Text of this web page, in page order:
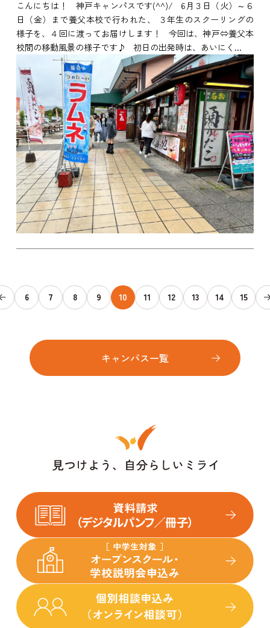
こんにちは！ 神戸キャンパスです(^^)/ 6月３日（火）～６
日（金）まで養父本校で行われた、 ３年生のスクーリングの
様子を、４回に渡ってお届けします！ 今回は、神戸⇔養父本
校間の移動風景の様子です♪ 初日の出発時は、あいにく...
6 7 8 9 10 11 12 13 14 15
キャンパス一覧